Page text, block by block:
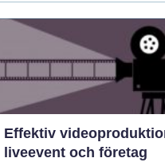
Effektiv
liveevent och företag